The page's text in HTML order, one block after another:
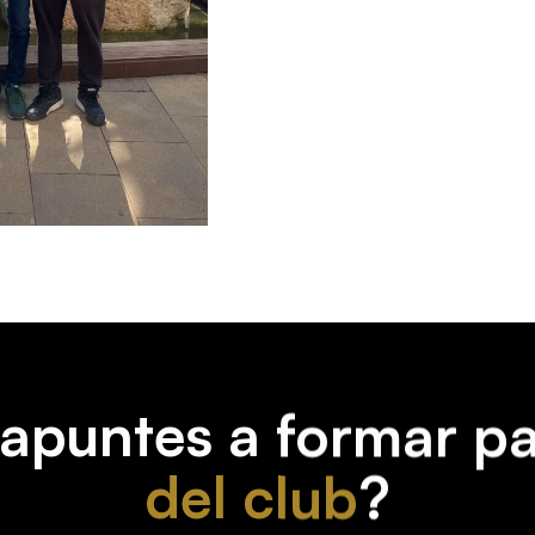
a formar
del club?